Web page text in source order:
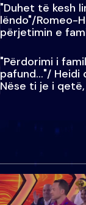
"Duhet të kesh
lëndo"/Romeo-
përjetimin e
"Përdorimi i
pafund…"/ Heidi
Nëse ti je i